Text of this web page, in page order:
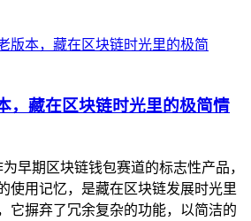
，藏在区块链时光里的极简情
早期区块链钱包赛道的标志性产品，
使用记忆，是藏在区块链发展时光里
它摒弃了冗余复杂的功能，以简洁的